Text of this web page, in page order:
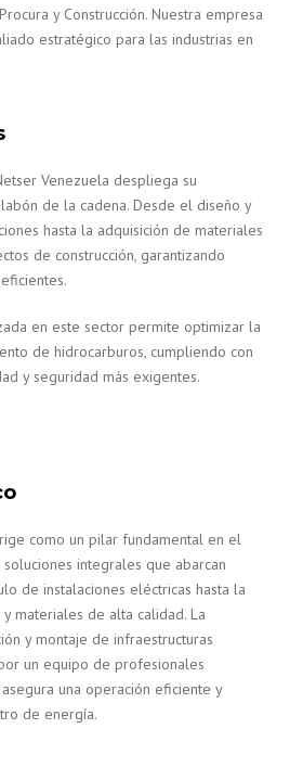
y Construcción. Nuestra empresa
estratégico para las industrias en
Venezuela despliega su
de la cadena. Desde el diseño y
hasta la adquisición de materiales
de construcción, garantizando
en este sector permite optimizar la
de hidrocarburos, cumpliendo con
y seguridad más exigentes.
como un pilar fundamental en el
integrales que abarcan
de instalaciones eléctricas hasta la
materiales de alta calidad. La
y montaje de infraestructuras
un equipo de profesionales
una operación eficiente y
de energía.